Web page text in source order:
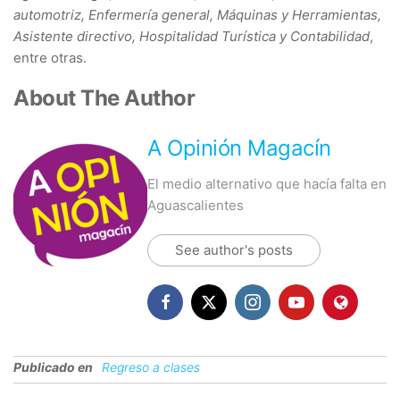
automotriz, Enfermería general, Máquinas y Herramientas,
Asistente directivo, Hospitalidad Turística y Contabilidad,
entre otras.
About The Author
A Opinión Magacín
El medio alternativo que hacía falta en
Aguascalientes
See author's posts
Publicado en Regreso a clases